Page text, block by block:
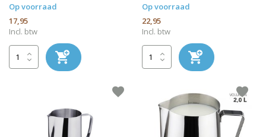
Op voorraad
17,95
Incl. btw
Op voorraad
22,95
Incl. btw